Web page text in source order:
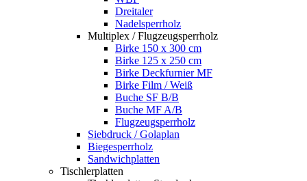
Dreitaler
Nadelsperrholz
Multiplex / Flugzeugsperrholz
Birke 150 x 300 cm
Birke 125 x 250 cm
Birke Deckfurnier MF
Birke Film / Weiß
Buche SF B/B
Buche MF A/B
Flugzeugsperrholz
Siebdruck / Golaplan
Biegesperrholz
Sandwichplatten
Tischlerplatten